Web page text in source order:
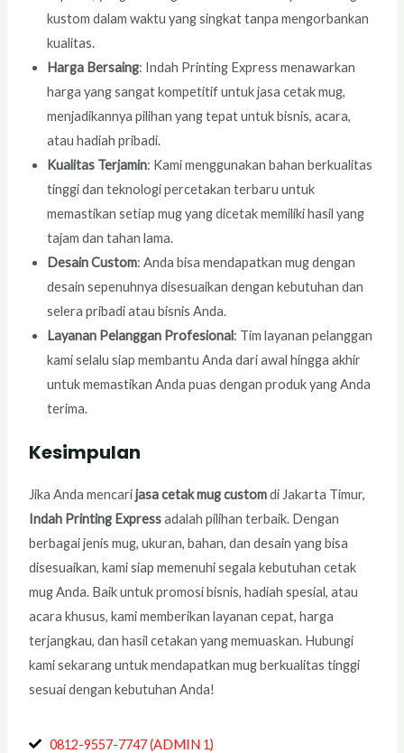
kustom dalam waktu yang singkat tanpa mengorbankan
kualitas.
Harga Bersaing: Indah Printing Express menawarkan
harga yang sangat kompetitif untuk jasa cetak mug,
menjadikannya pilihan yang tepat untuk bisnis, acara,
atau hadiah pribadi.
Kualitas Terjamin: Kami menggunakan bahan berkualitas
tinggi dan teknologi percetakan terbaru untuk
memastikan setiap mug yang dicetak memiliki hasil yang
tajam dan tahan lama.
Desain Custom: Anda bisa mendapatkan mug dengan
desain sepenuhnya disesuaikan dengan kebutuhan dan
selera pribadi atau bisnis Anda.
Layanan Pelanggan Profesional: Tim layanan pelanggan
kami selalu siap membantu Anda dari awal hingga akhir
untuk memastikan Anda puas dengan produk yang Anda
terima.
Kesimpulan
Jika Anda mencarijasa cetak mug customdi Jakarta Timur,
Indah Printing Expressadalah pilihan terbaik. Dengan
berbagai jenis mug, ukuran, bahan, dan desain yang bisa
disesuaikan, kami siap memenuhi segala kebutuhan cetak
mug Anda. Baik untuk promosi bisnis, hadiah spesial, atau
acara khusus, kami memberikan layanan cepat, harga
terjangkau, dan hasil cetakan yang memuaskan. Hubungi
kami sekarang untuk mendapatkan mug berkualitas tinggi
sesuai dengan kebutuhan Anda!
0812-9557-7747 (ADMIN 1)